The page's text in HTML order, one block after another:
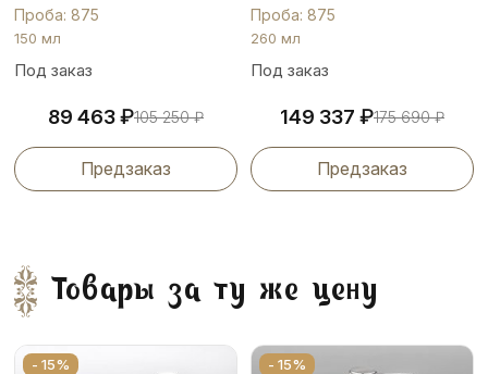
Проба: 875
150 мл
Под заказ
89 463₽105 250₽
Предзаказ
Проба: 875
260 мл
Под заказ
149 337 ₽175 690₽
Предзаказ
Товары за ту же цену
- 15% - 15%